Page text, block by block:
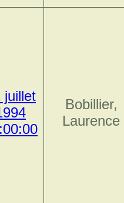
juillet
Bobillier,
Laurence